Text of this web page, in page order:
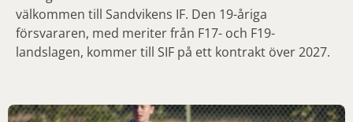
välkommen till Sandvikens IF. Den 19-åriga
försvararen, med meriter från F17- och F19-
landslagen, kommer till SIF på ett kontrakt över 2027.